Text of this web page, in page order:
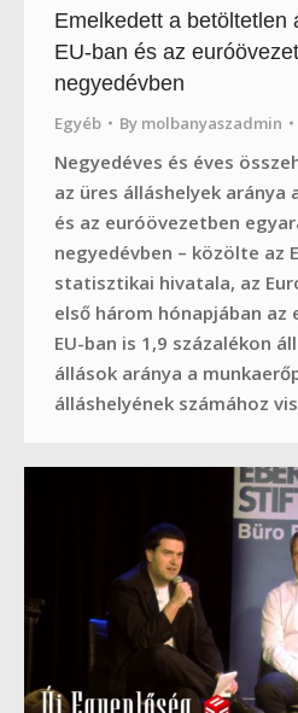
Emelkedett a betöltetlen
EU-ban és az
negyedévben
Egyéb By molbanyaszadmin
Negyedéves és éves
az üres álláshelyek aránya
és az euróövezetben
negyedévben – közölte az
statisztikai hivatala, az
első három hónapjában az
EU-ban is 1,9 százalékon
állások aránya a
álláshelyének számához